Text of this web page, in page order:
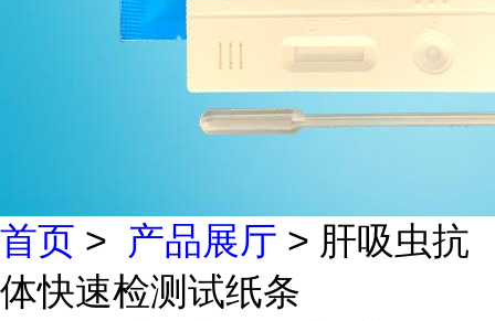
首页 > 产品展厅 > 肝吸虫抗
体快速检测试纸条